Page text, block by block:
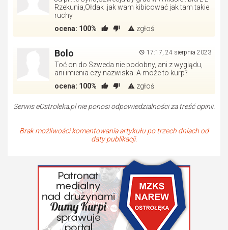
Rzekunia,Ołdak .jak wam kibicować jak tam takie
ruchy
ocena: 100% zgłoś
17:17, 24 sierpnia 2023
Bolo
Toć on do Szweda nie podobny, ani z wyglądu,
ani imienia czy nazwiska. A może to kurp?
ocena: 100% zgłoś
Serwis eOstroleka.pl nie ponosi odpowiedzialności za treść opinii.
Brak możliwości komentowania artykułu po trzech dniach od
daty publikacji.